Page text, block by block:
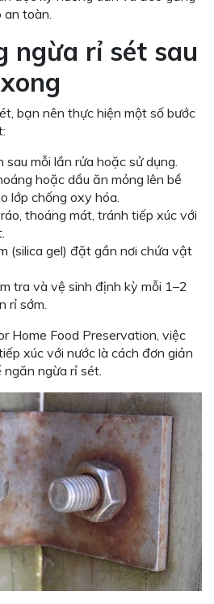
toàn.
ngừa rỉ sét sau
bạn nên thực hiện một số bước
sau mỗi lần rửa hoặc sử dụng.
hoặc dầu ăn mỏng lên bề
lớp chống oxy hóa.
thoáng mát, tránh tiếp xúc với
(silica gel) đặt gần nơi chứa vật
tra và vệ sinh định kỳ mỗi 1–2
rỉ sớm.
Home Food Preservation, việc
xúc với nước là cách đơn giản
ngừa rỉ sét.